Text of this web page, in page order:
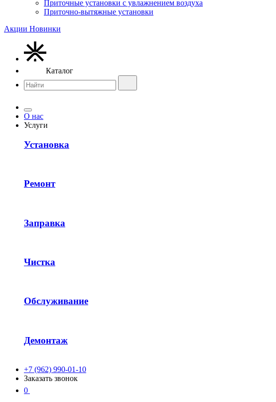
Приточные установки с увлажнением воздуха
Приточно-вытяжные установки
Акции Новинки
Каталог
О нас
Услуги
Установка
Ремонт
Заправка
Чистка
Обслуживание
Демонтаж
+7 (962) 990-01-10
Заказать звонок
0